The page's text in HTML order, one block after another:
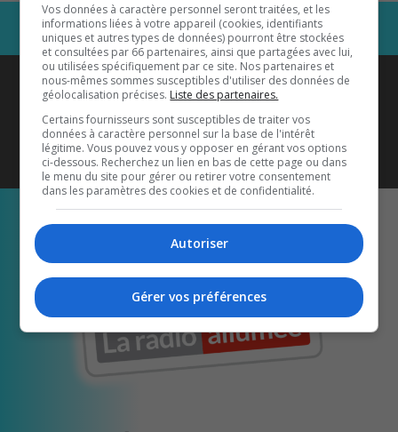
Coyote New Countryest diffusé
également sur1033 HD2
Écoutez-nous aussi sur…
Vos données à caractère personnel seront traitées, et les
informations liées à votre appareil (cookies, identifiants
uniques et autres types de données) pourront être stockées
et consultées par 66 partenaires, ainsi que partagées avec lui,
ou utilisées spécifiquement par ce site. Nos partenaires et
nous-mêmes sommes susceptibles d'utiliser des données de
géolocalisation précises. Liste des partenaires.
Certains fournisseurs sont susceptibles de traiter vos
données à caractère personnel sur la base de l'intérêt
légitime. Vous pouvez vous y opposer en gérant vos options
ci-dessous. Recherchez un lien en bas de cette page ou dans
le menu du site pour gérer ou retirer votre consentement
dans les paramètres des cookies et de confidentialité.
Autoriser
Gérer vos préférences